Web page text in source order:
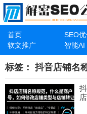
首页 SEO
软文推广
智能AI
标签：抖音店铺名